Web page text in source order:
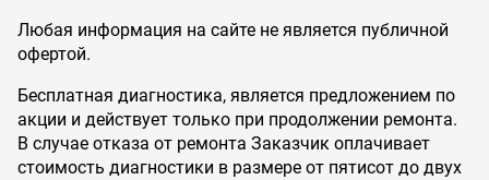
Любая информация на сайте не является публичной
офертой.
Бесплатная диагностика, является предложением по
акции и действует только при продолжении ремонта.
В случае отказа от ремонта Заказчик оплачивает
стоимость диагностики в размере от пятисот до двух